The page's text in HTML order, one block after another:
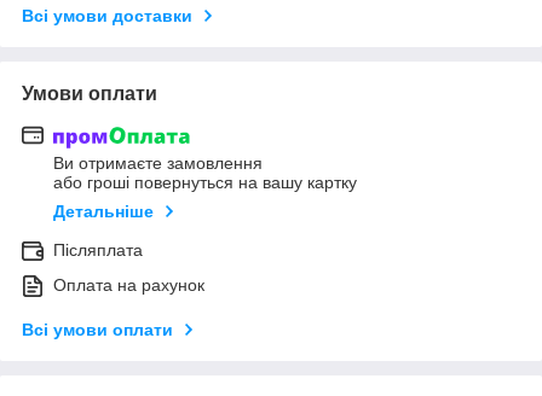
Всі умови доставки
Умови оплати
Ви отримаєте замовлення
або гроші повернуться на вашу картку
Детальніше
Післяплата
Оплата на рахунок
Всі умови оплати